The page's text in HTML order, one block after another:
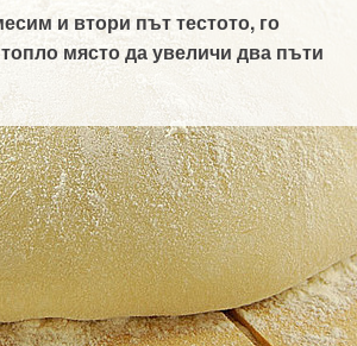
и втори път тестото, го
място да увеличи два пъти